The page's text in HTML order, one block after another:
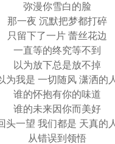
弥漫你雪白的脸
那一夜 沉默把梦都打碎
只留下了一片 蕾丝花边
一直等的终究等不到
以为放下总是放不掉
为我是 一切随风 潇洒的
谁的怀抱有你的味道
谁的未来因你而美好
头一望 我们都是 天真的
从错误到领悟